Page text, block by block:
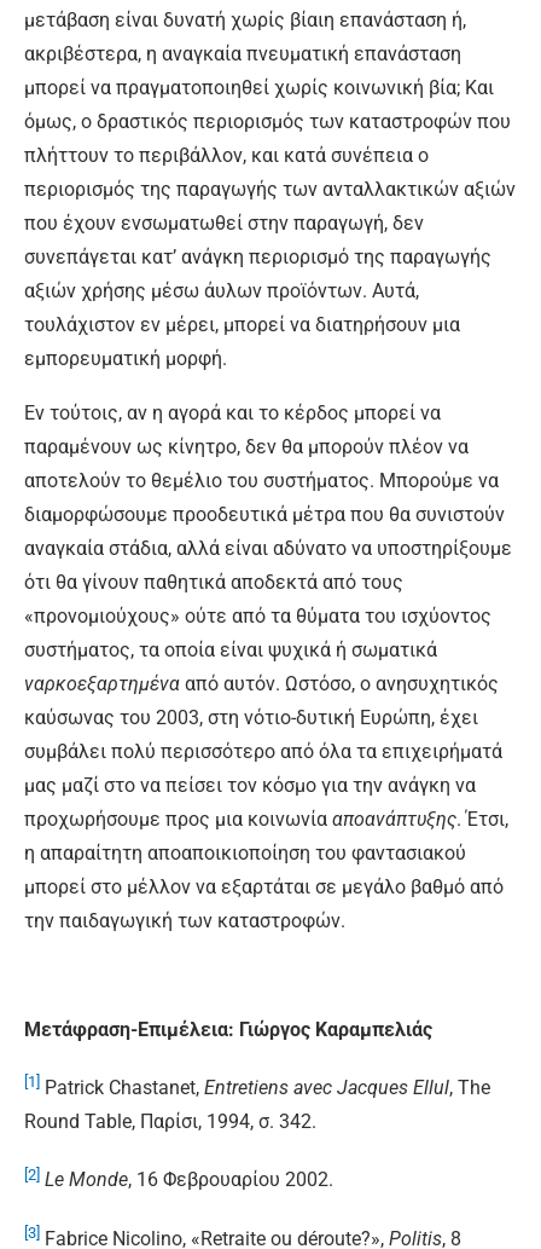
μετάβαση είναι δυνατή χωρίς βίαιη επανάσταση ή,
ακριβέστερα, η αναγκαία πνευματική επανάσταση
μπορεί να πραγματοποιηθεί χωρίς κοινωνική βία; Και
όμως, ο δραστικός περιορισμός των καταστροφών που
πλήττουν το περιβάλλον, και κατά συνέπεια ο
περιορισμός της παραγωγής των ανταλλακτικών αξιών
που έχουν ενσωματωθεί στην παραγωγή, δεν
συνεπάγεται κατ’ ανάγκη περιορισμό της παραγωγής
αξιών χρήσης μέσω άυλων προϊόντων. Αυτά,
τουλάχιστον εν μέρει, μπορεί να διατηρήσουν μια
εμπορευματική μορφή.
Εν τούτοις, αν η αγορά και το κέρδος μπορεί να
παραμένουν ως κίνητρο, δεν θα μπορούν πλέον να
αποτελούν το θεμέλιο του συστήματος. Μπορούμε να
διαμορφώσουμε προοδευτικά μέτρα που θα συνιστούν
αναγκαία στάδια, αλλά είναι αδύνατο να υποστηρίξουμε
ότι θα γίνουν παθητικά αποδεκτά από τους
«προνομιούχους» ούτε από τα θύματα του ισχύοντος
συστήματος, τα οποία είναι ψυχικά ή σωματικά
ναρκοεξαρτημένα από αυτόν. Ωστόσο, ο ανησυχητικός
καύσωνας του 2003, στη νότιο-δυτική Ευρώπη, έχει
συμβάλει πολύ περισσότερο από όλα τα επιχειρήματά
μας μαζί στο να πείσει τον κόσμο για την ανάγκη να
προχωρήσουμε προς μια κοινωνία αποανάπτυξης. Έτσι,
η απαραίτητη αποαποικιοποίηση του φαντασιακού
μπορεί στο μέλλον να εξαρτάται σε μεγάλο βαθμό από
την παιδαγωγική των καταστροφών.
Μετάφραση-Επιμέλεια: Γιώργος Καραμπελιάς
[1] Patrick Chastanet, Entretiens avec Jacques Ellul, The
Round Table, Παρίσι, 1994, σ. 342.
[2] Le Monde, 16 Φεβρουαρίου 2002.
[3] Fabrice Nicolino, «Retraite ou déroute?», Politis, 8